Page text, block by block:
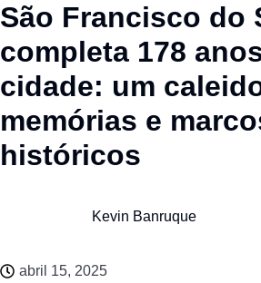
São Francisco do
completa 178
cidade: um
memórias e
históricos
Kevin Banruque
abril 15, 2025